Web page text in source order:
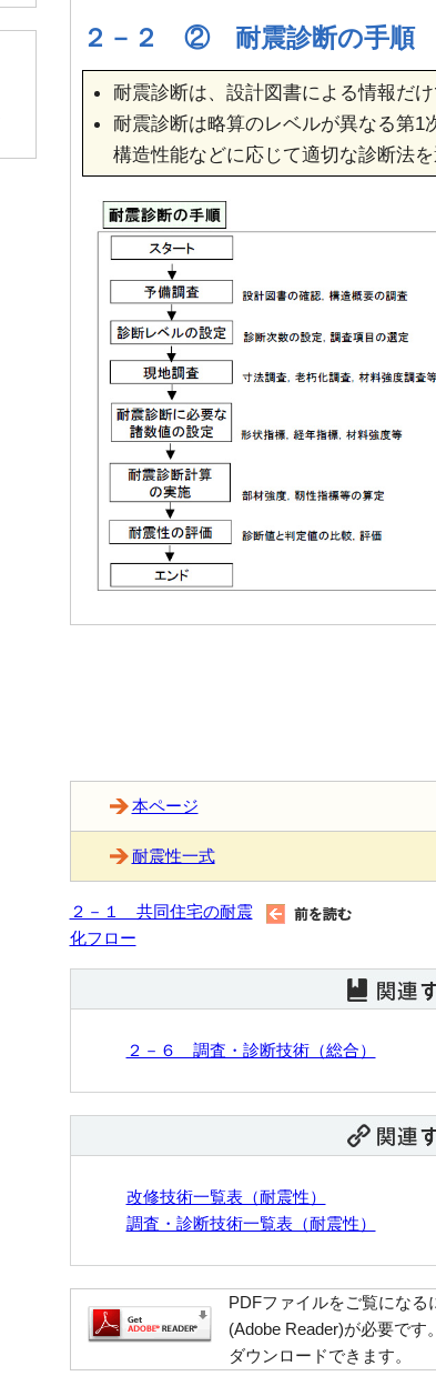
２－２ ② 耐震診断の手順
耐震診断は、設計図書による情報だ
耐震診断は略算のレベルが異なる第
構造性能などに応じて適切な診断法を
本ページ
耐震性一式
２－１ 共同住宅の耐震
化フロー
２－６ 調査・診断技術（総合）
改修技術一覧表（耐震性）
調査・診断技術一覧表（耐震性）
PDFファイルをご覧にな
(Adobe Reader)が必要で
ダウンロードできます。